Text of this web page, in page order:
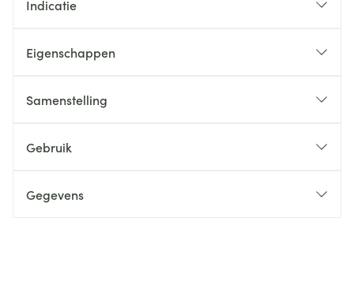
Indicatie
Eigenschappen
Samenstelling
Gebruik
Gegevens